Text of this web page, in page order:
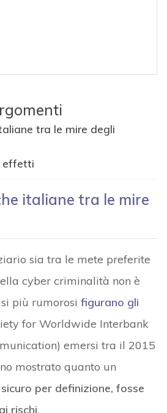
tra le mire degli
effetti
italiane tra le mire
sia tra le mete preferite
cyber criminalità non è
più rumorosi figurano gli
for Worldwide Interbank
emersi tra il 2015
mostrato quanto un
per definizione, fosse
rischi.